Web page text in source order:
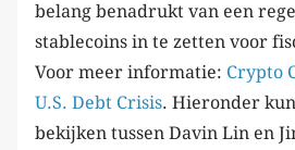
belang benadrukt van een
stablecoins in te zetten voor
Voor meer informatie: Crypto
U.S. Debt Crisis. Hieronder
bekijken tussen Davin Lin en